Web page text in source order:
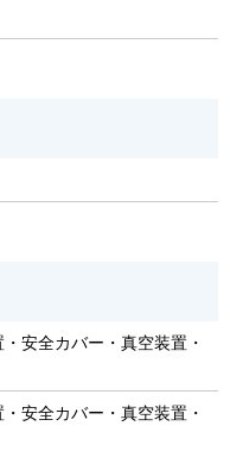
安全カバー・真空装置・
安全カバー・真空装置・